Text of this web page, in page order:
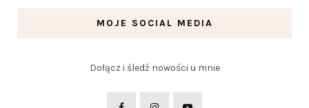
MOJE SOCIAL MEDIA
Dołącz i śledź nowości u mnie